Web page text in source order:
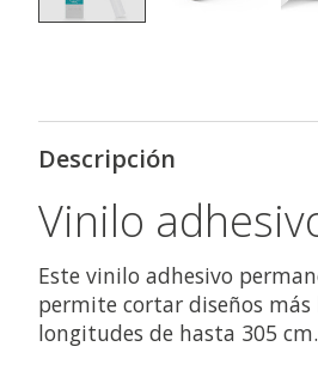
Descripción
Vinilo
Este vinilo adhesivo
permite cortar diseños
longitudes de hasta 305 cm.